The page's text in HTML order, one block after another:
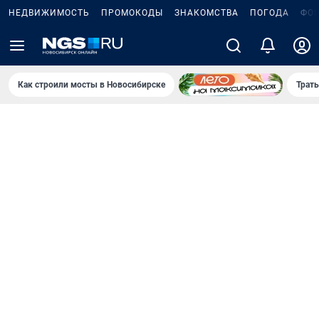
НЕДВИЖИМОСТЬ ПРОМОКОДЫ ЗНАКОМСТВА ПОГОДА
Как строили мосты в Новосибирске